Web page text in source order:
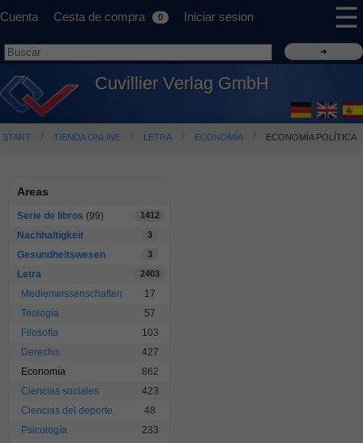
Cuenta Cesta de compra 0 Iniciar sesion ☰
Cuvillier Verlag GmbH
START TIENDA ONLINE LETRA ECONOMÍA ECONOMÍA POLÍTICA
Areas
Serie de libros (99) 1412
Nachhaltigkeit 3
Gesundheitswesen 3
Letra 2403
Medienwissenschaften
17
Teología
57
Filosofía
103
Derecho
427
Economía
862
Ciencias sociales
423
Ciencias del deporte
48
Psicología
233